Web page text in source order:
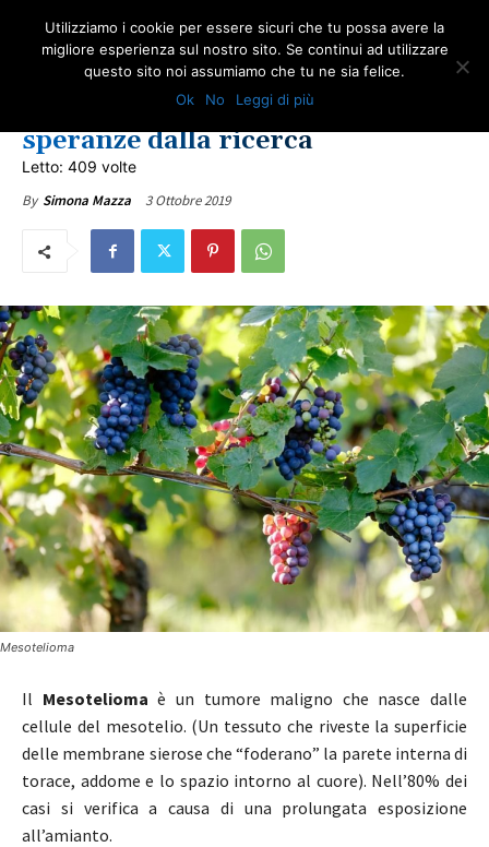
ULTIME NOTIZIE
Mesotelioma e semi d’uva: nuove
speranze dalla ricerca
Letto: 409 volte
By Simona Mazza 3 Ottobre 2019
Mesotelioma
Il Mesotelioma è un tumore maligno che nasce dalle
cellule del mesotelio. (Un tessuto che riveste la superficie
delle membrane sierose che “foderano” la parete interna di
torace, addome e lo spazio intorno al cuore). Nell’80% dei
casi si verifica a causa di una prolungata esposizione
all’amianto.
Utilizziamo i cookie per essere sicuri che tu possa avere la
migliore esperienza sul nostro sito. Se continui ad utilizzare
questo sito noi assumiamo che tu ne sia felice.
Ok
No Leggi di più